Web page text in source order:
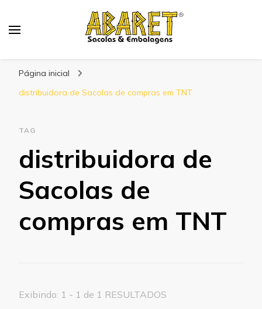
Página inicial
distribuidora de Sacolas de compras em TNT
TAG
distribuidora de
Sacolas de
compras em TNT
Exibindo: 1 - 1 de 1 RESULTADOS